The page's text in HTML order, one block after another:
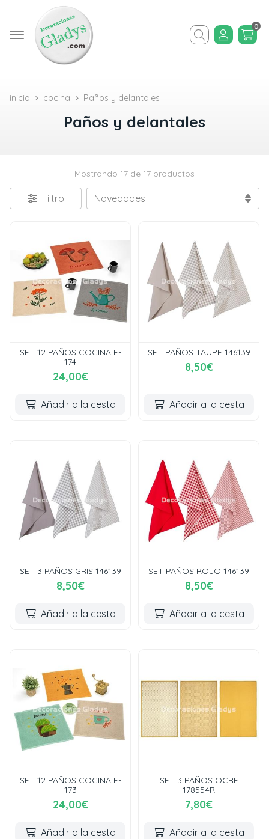
Buscar
0
inicio cocina Paños y delantales
Paños y delantales
Mostrando 17 de 17 productos
Filtro
SET 12 PAÑOS COCINA E-
174
24,00€
Añadir a la cesta
SET PAÑOS TAUPE 146139
8,50€
Añadir a la cesta
SET 3 PAÑOS GRIS 146139
8,50€
Añadir a la cesta
SET PAÑOS ROJO 146139
8,50€
Añadir a la cesta
SET 12 PAÑOS COCINA E-
173
24,00€
Añadir a la cesta
SET 3 PAÑOS OCRE
178554R
7,80€
Añadir a la cesta